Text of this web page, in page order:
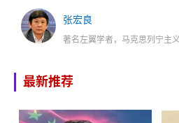
张宏良
著名左翼学者，马克思列宁主
最新推荐